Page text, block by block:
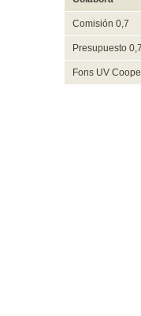
Comisión 0,7
Presupuesto
Fons UV